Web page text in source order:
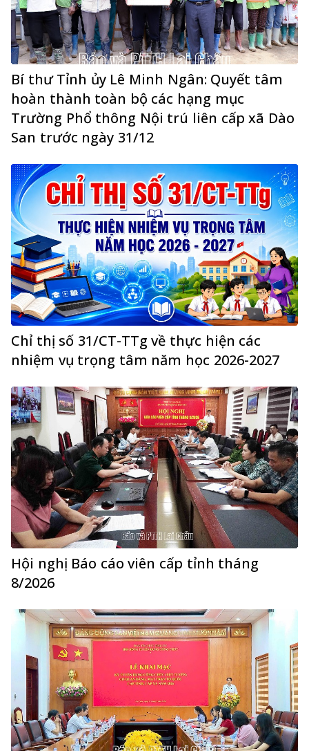
Bí thư Tỉnh ủy Lê Minh Ngân: Quyết tâm
hoàn thành toàn bộ các hạng mục
Trường Phổ thông Nội trú liên cấp xã Dào
San trước ngày 31/12
Chỉ thị số 31/CT-TTg về thực hiện các
nhiệm vụ trọng tâm năm học 2026-2027
Hội nghị Báo cáo viên cấp tỉnh tháng
8/2026